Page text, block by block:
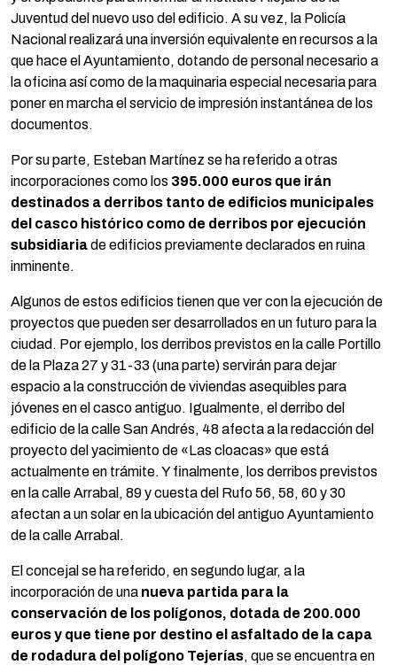
Juventud del nuevo uso del edificio. A su vez, la Policía
Nacional realizará una inversión equivalente en recursos a la
que hace el Ayuntamiento, dotando de personal necesario a
la oficina así como de la maquinaria especial necesaria para
poner en marcha el servicio de impresión instantánea de los
documentos.
Por su parte, Esteban Martínez se ha referido a otras
incorporaciones como los 395.000 euros que irán
destinados a derribos tanto de edificios municipales
del casco histórico como de derribos por ejecución
subsidiariade edificios previamente declarados en ruina
inminente.
Algunos de estos edificios tienen que ver con la ejecución de
proyectos que pueden ser desarrollados en un futuro para la
ciudad. Por ejemplo, los derribos previstos en la calle Portillo
de la Plaza 27 y 31-33 (una parte) servirán para dejar
espacio a la construcción de viviendas asequibles para
jóvenes en el casco antiguo. Igualmente, el derribo del
edificio de la calle San Andrés, 48 afecta a la redacción del
proyecto del yacimiento de «Las cloacas» que está
actualmente en trámite. Y finalmente, los derribos previstos
en la calle Arrabal, 89 y cuesta del Rufo 56, 58, 60 y 30
afectan a un solar en la ubicación del antiguo Ayuntamiento
de la calle Arrabal.
El concejal se ha referido, en segundo lugar, a la
incorporación de una nueva partida para la
conservación de los polígonos, dotada de 200.000
euros y que tiene por destino el asfaltado de la capa
de rodadura del polígono Tejerías, que se encuentra en